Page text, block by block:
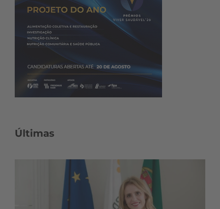
Últimas